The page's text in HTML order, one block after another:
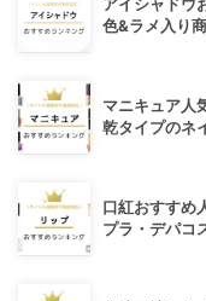
アイシャドウ
色&ラメ入り
マニキュア人
乾タイプのネ
口紅おすすめ
プラ・デパコ